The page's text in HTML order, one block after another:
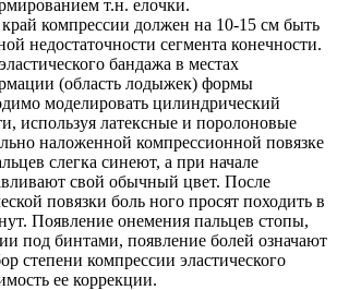
т.н. елочки.
компрессии должен на 10-15 см быть
недостаточности сегмента конечности.
бандажа в местах
(область лодыжек) формы
моделировать цилиндрический
используя латексные и поролоновые
наложенной компрессионной повязке
слегка синеют, а при начале
свой обычный цвет. После
повязки боль ного просят походить в
Появление онемения пальцев стопы,
под бинтами, появление болей означают
степени компрессии эластического
ее коррекции.